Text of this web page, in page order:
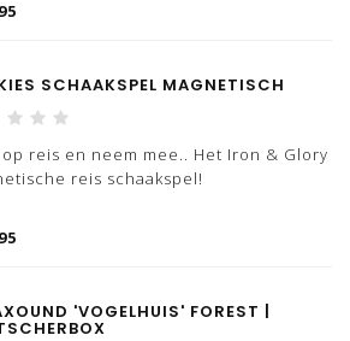
zijn als negen blokken van
dat in elke horizontale
SCHAAKSPEL MAGNETISCH
op reis en neem mee.. Het Iron & Glory
reis schaakspel!
met nerdy coltruitypes ;) Maar,
je hersenen, een leuk tijdverdrijf én
'VOGELHUIS' FOREST |